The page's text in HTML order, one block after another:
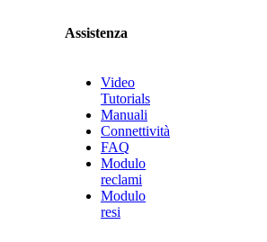
Assistenza
Video
Tutorials
Manuali
Connettività
FAQ
Modulo
reclami
Modulo
resi